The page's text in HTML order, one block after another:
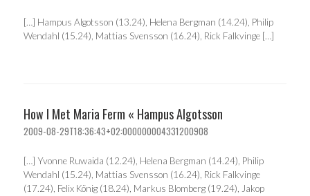
[…] Hampus Algotsson (13.24), Helena Bergman (14.24), Philip
Wendahl (15.24), Mattias Svensson (16.24), Rick Falkvinge […]
How I Met Maria Ferm « Hampus Algotsson
2009-08-29T18:36:43+02:000000004331200908
[…] Yvonne Ruwaida (12.24), Helena Bergman (14.24), Philip
Wendahl (15.24), Mattias Svensson (16.24), Rick Falkvinge
(17.24), Felix König (18.24), Markus Blomberg (19.24), Jakop